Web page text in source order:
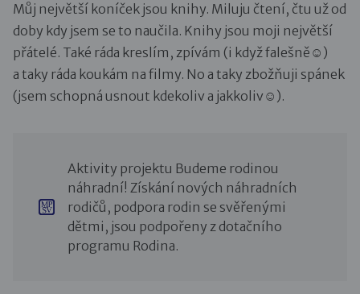
Můj největší koníček jsou knihy. Miluju čtení, čtu už od
doby kdy jsem se to naučila. Knihy jsou moji největší
přátelé. Také ráda kreslím, zpívám (i když falešně☺)
a taky ráda koukám na filmy. No a taky zbožňuji spánek
(jsem schopná usnout kdekoliv a jakkoliv☺).
Aktivity projektu Budeme rodinou
náhradní! Získání nových náhradních
rodičů, podpora rodin se svěřenými
dětmi, jsou podpořeny z dotačního
programu Rodina.